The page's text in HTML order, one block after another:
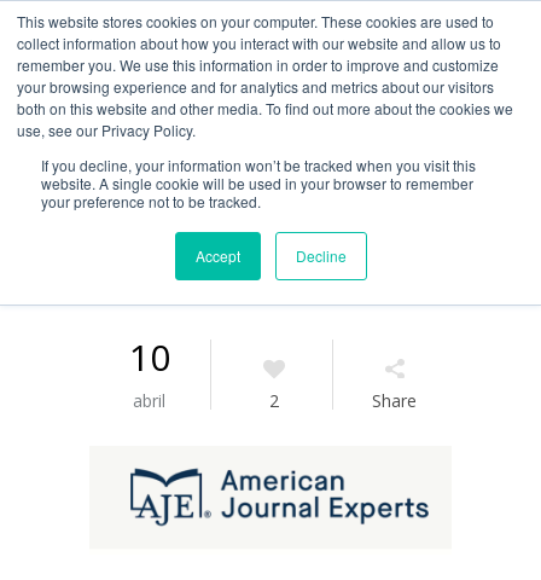
This website stores cookies on your computer. These cookies are used to
collect information about how you interact with our website and allow us to
remember you. We use this information in order to improve and customize
your browsing experience and for analytics and metrics about our visitors
both on this website and other media. To find out more about the cookies we
use, see our Privacy Policy.
If you decline, your information won’t be tracked when you visit this
website. A single cookie will be used in your browser to remember
your preference not to be tracked.
Accept Decline
Guía de uso
Acceso / Registro
10
abril 2 Share